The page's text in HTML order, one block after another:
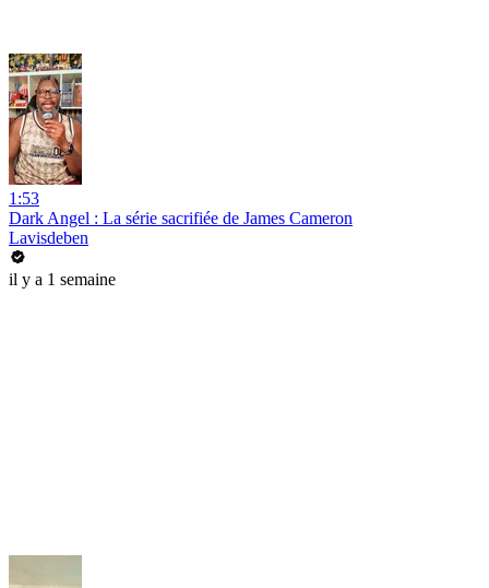
1:53
Dark Angel : La série sacrifiée de James Cameron
Lavisdeben
il y a 1 semaine